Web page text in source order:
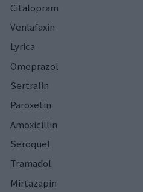
Citalopram
Venlafaxin
Lyrica
Omeprazol
Sertralin
Paroxetin
Amoxicillin
Seroquel
Tramadol
Mirtazapin